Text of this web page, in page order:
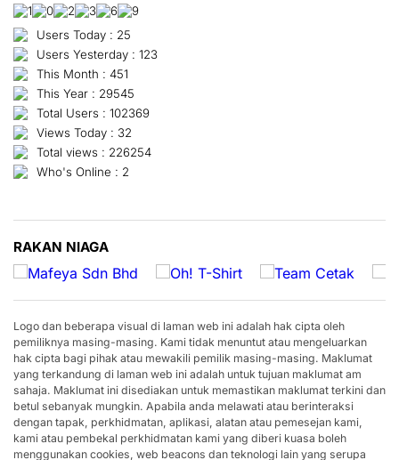
Users Today : 25
Users Yesterday : 123
This Month : 451
This Year : 29545
Total Users : 102369
Views Today : 32
Total views : 226254
Who's Online : 2
RAKAN NIAGA
Logo dan beberapa visual di laman web ini adalah hak cipta oleh
pemiliknya masing-masing. Kami tidak menuntut atau mengeluarkan
hak cipta bagi pihak atau mewakili pemilik masing-masing. Maklumat
yang terkandung di laman web ini adalah untuk tujuan maklumat am
sahaja. Maklumat ini disediakan untuk memastikan maklumat terkini dan
betul sebanyak mungkin. Apabila anda melawati atau berinteraksi
dengan tapak, perkhidmatan, aplikasi, alatan atau pemesejan kami,
kami atau pembekal perkhidmatan kami yang diberi kuasa boleh
menggunakan cookies, web beacons dan teknologi lain yang serupa